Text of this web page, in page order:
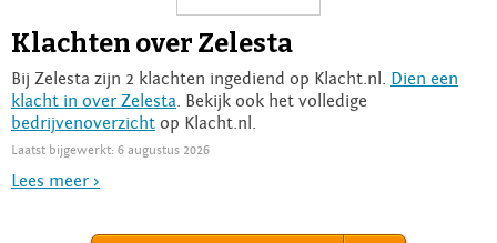
Login
Klachten over Zelesta
Bij Zelesta zijn 2 klachten ingediend op Klacht.nl. Dien een
klacht in over Zelesta . Bekijk ook het volledige
bedrijvenoverzicht op Klacht.nl.
Laatst bijgewerkt: 6 augustus 2026
Lees meer >